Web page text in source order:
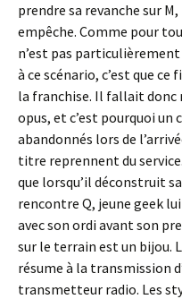
prendre sa revanche sur
empêche. Comme pour
n’est pas
à ce scénario, c’est que
la franchise. Il fallait donc
opus, et c’est pourquoi
abandonnés lors de
titre reprennent du
que lorsqu’il déconstruit
rencontre Q, jeune geek
avec son ordi avant son
sur le terrain est un bijou.
résume à la transmission
transmetteur radio. Les